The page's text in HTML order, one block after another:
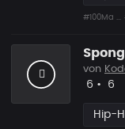
#100Ma ...
von
Likes
6 • 6
Hip-